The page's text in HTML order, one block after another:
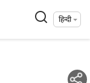
हिन्दी